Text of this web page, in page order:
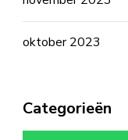
oktober 2023
Categorieën